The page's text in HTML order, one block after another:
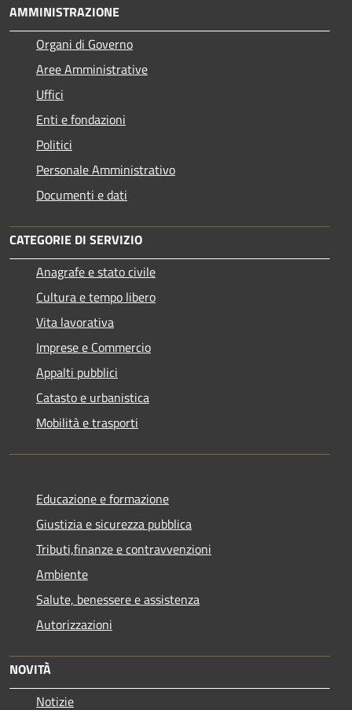
AMMINISTRAZIONE
Organi di Governo
Aree Amministrative
Uffici
Enti e fondazioni
Politici
Personale Amministrativo
Documenti e dati
CATEGORIE DI SERVIZIO
Anagrafe e stato civile
Cultura e tempo libero
Vita lavorativa
Imprese e Commercio
Appalti pubblici
Catasto e urbanistica
Mobilità e trasporti
Educazione e formazione
Giustizia e sicurezza pubblica
Tributi,finanze e contravvenzioni
Ambiente
Salute, benessere e assistenza
Autorizzazioni
NOVITÀ
Notizie